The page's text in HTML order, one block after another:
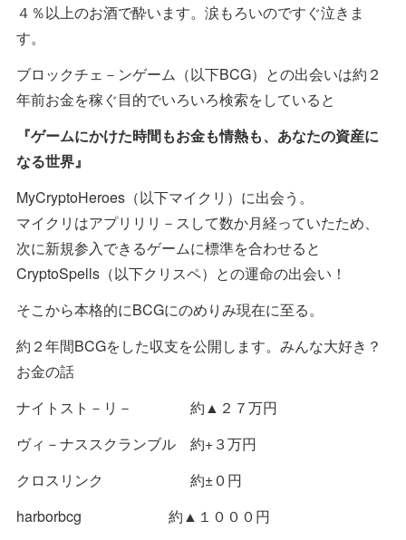
４％以上のお酒で酔います。涙もろいのですぐ泣きま
す。
ブロックチェ－ンゲーム（以下BCG）との出会いは約２
年前お金を稼ぐ目的でいろいろ検索をしていると
『ゲームにかけた時間もお金も情熱も、あなたの資産に
なる世界』
MyCryptoHeroes（以下マイクリ）に出会う。
マイクリはアプリリリ－スして数か月経っていたため、
次に新規参入できるゲームに標準を合わせると
CryptoSpells（以下クリスペ）との運命の出会い！
そこから本格的にBCGにのめりみ現在に至る。
約２年間BCGをした収支を公開します。みんな大好き？
お金の話
ナイトスト－リ－ 約▲２７万円
ヴィ－ナススクランブル 約+３万円
クロスリンク 約±０円
harborbcg 約▲１０００円